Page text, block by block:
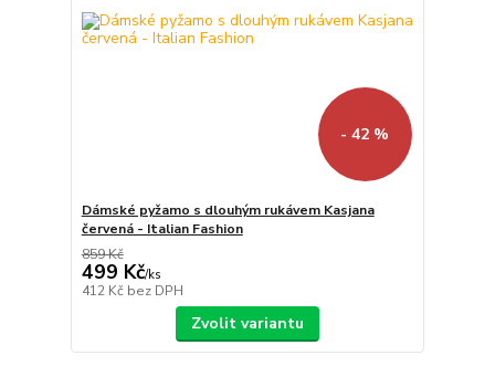
- 42 %
Dámské pyžamo s dlouhým rukávem Kasjana
červená - Italian Fashion
859 Kč
499 Kč/ks
412 Kč bez DPH
Zvolit variantu